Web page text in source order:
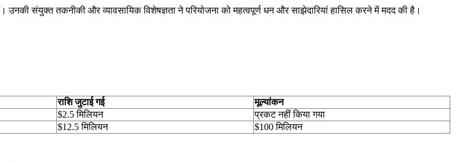
संयुक्त तकनीकी और व्यावसायिक विशेषज्ञता ने परियोजना को महत्वपूर्ण धन और साझेदारियां हासिल करने में मदद की है।
राशि जुटाई गई
मूल्यांकन
$2.5 मिलियन
प्रकट नहीं किया गया
$12.5 मिलियन $100 मिलियन